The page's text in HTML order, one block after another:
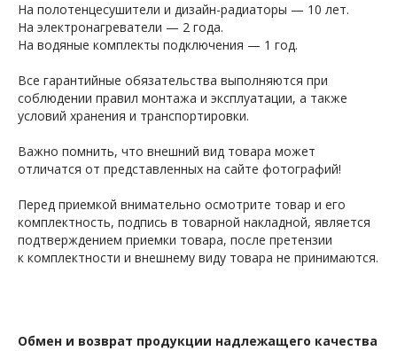
На полотенцесушители и дизайн-радиаторы — 10 лет.
На электронагреватели — 2 года.
На водяные комплекты подключения — 1 год.
Все гарантийные обязательства выполняются при
соблюдении правил монтажа и эксплуатации, а также
условий хранения и транспортировки.
Важно помнить, что внешний вид товара может
отличатся от представленных на сайте фотографий!
Перед приемкой внимательно осмотрите товар и его
комплектность, подпись в товарной накладной, является
подтверждением приемки товара, после претензии
к комплектности и внешнему виду товара не принимаются.
Обмен и возврат продукции надлежащего качества